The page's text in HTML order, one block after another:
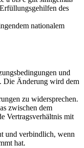
des
nationalem
und
Die Änderung wird dem
zu widersprechen.
zwischen dem
Vertragsverhältnis mit
und verbindlich, wenn
hat.